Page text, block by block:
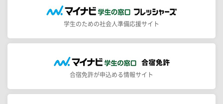
学生のための社会人準備応援サイト
合宿免許が申込める情報サイト